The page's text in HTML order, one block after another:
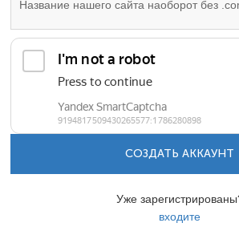
СОЗДАТЬ АККАУНТ
Уже
входите